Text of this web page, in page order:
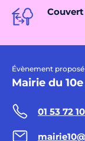
Couvert
Évènement proposé
Mairie du 10e
01 53 72